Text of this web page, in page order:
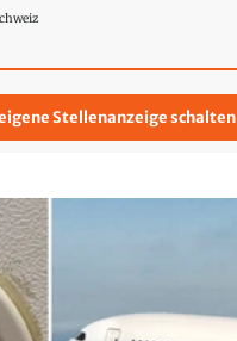
Stellenanzeige schalten